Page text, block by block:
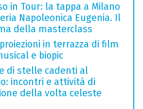
in Tour: la tappa a Milano
Napoleonica Eugenia. Il
della masterclass
in terrazza di film
e biopic
di stelle cadenti al
incontri e attività di
della volta celeste